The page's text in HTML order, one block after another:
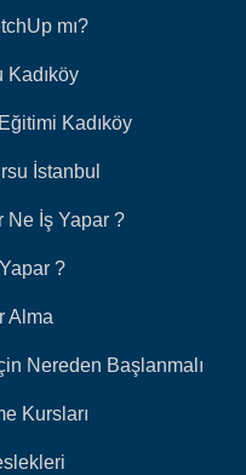
mı?
Kadıköy
Kadıköy
İstanbul
Ne İş Yapar ?
?
Alma
Nereden Başlanmalı
Kursları